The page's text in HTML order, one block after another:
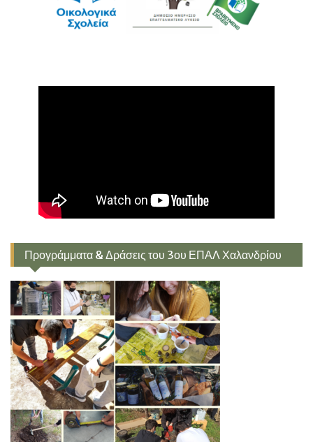
Προγράμματα & Δράσεις του 3ου ΕΠΑΛ Χαλανδρίου